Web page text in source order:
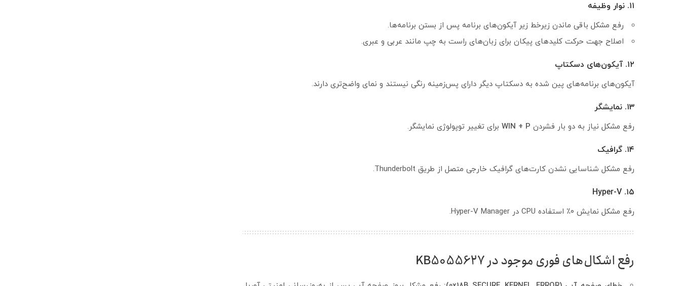
۱۱. نوار وظیفه
رفع مشکل باقی ماندن زیرخط زیر آیکون‌های برنامه پس از بستن برنامه‌ها.
اصلاح جهت حرکت کلیدهای پیکان برای زبان‌های راست به چپ مانند عربی و عبری.
۱۲. آیکون‌های دسکتاپ
آیکون‌های برنامه‌های پین شده به دسکتاپ دیگر دارای پس‌زمینه رنگی نیستند و نمای واضح‌تری دارند.
۱۳. نمایشگر
رفع مشکل نیاز به دو بار فشردن WIN + P برای تغییر توپولوژی نمایشگر.
۱۴. گرافیک
رفع مشکل شناسایی نشدن کارت‌های گرافیک خارجی متصل از طریق Thunderbolt.
۱۵. Hyper-V
رفع مشکل نمایش ۰٪ استفاده CPU در Hyper-V Manager.
رفع اشکال‌های فوری موجود در KB5055627